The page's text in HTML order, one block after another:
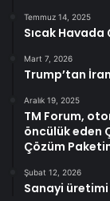
Temmuz 14, 2025
Sıcak
Mart 7, 2026
Trump’tan
Aralık 19, 2025
TM Forum,
öncülük eden
Çözüm
Şubat 12, 2026
Sanayi üretimi